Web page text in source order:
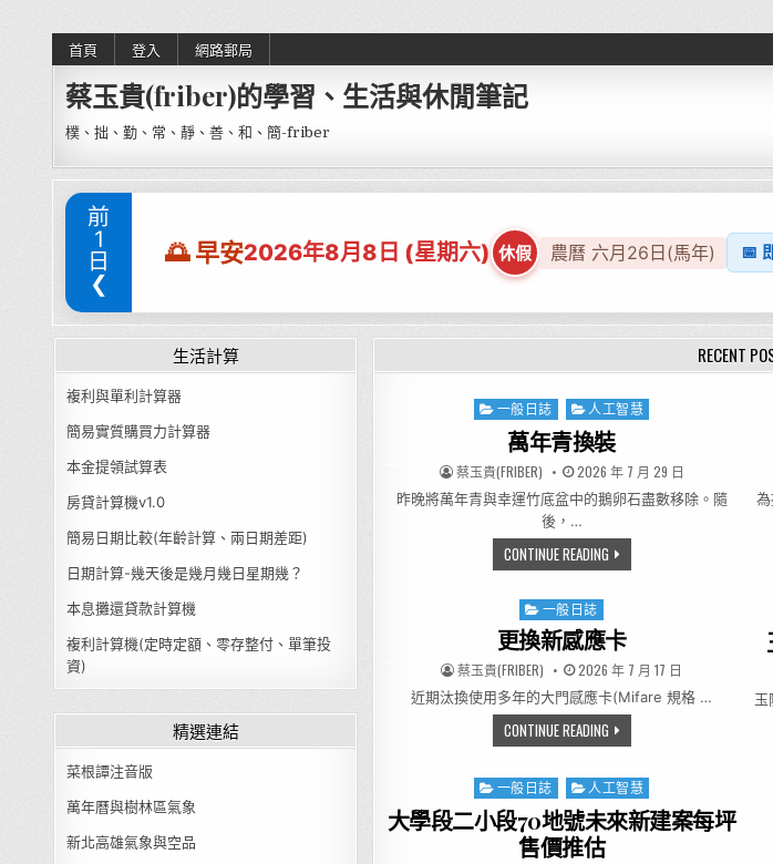
Skip to content
首頁 登入 網路郵局
蔡玉貴(friber)的學習、生活與休閒筆記
樸、拙、勤、常、靜、善、和、簡-friber
前
1
日
❮
🌅 早安2026年8月8日 (星期六) 休假 農曆 六月26日(馬年) 📅
RECENT
Posted in
一般日誌 人工智慧
萬年青換裝
AUTHOR:
蔡玉貴(FRIBER) PUBLISHED DATE:
2026 年 7 月 29 日
昨晚將萬年青與幸運竹底盆中的鵝卵石盡數移除。隨
後，…
CONTINUE READING萬年青換裝
Posted in
一般日誌
更換新感應卡
AUTHOR:
蔡玉貴(FRIBER) PUBLISHED DATE:
2026 年 7 月 17 日
近期汰換使用多年的大門感應卡(Mifare 規格 …
CONTINUE READING更換新感應卡
玉
Posted in
一般日誌 人工智慧
大學段二小段70地號未來新建案每坪
售價推估
生活計算
複利與單利計算器
簡易實質購買力計算器
本金提領試算表
房貸計算機v1.0
簡易日期比較(年齡計算、兩日期差距)
日期計算-幾天後是幾月幾日星期幾？
本息攤還貸款計算機
複利計算機(定時定額、零存整付、單筆投
資)
精選連結
菜根譚注音版
萬年曆與樹林區氣象
新北高雄氣象與空品